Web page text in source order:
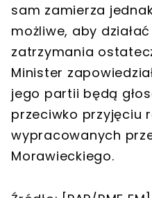
sam zamierza
możliwe, aby
zatrzymania
Minister
jego partii będą
przeciwko przyjęciu
wypracowanych
Morawieckiego.